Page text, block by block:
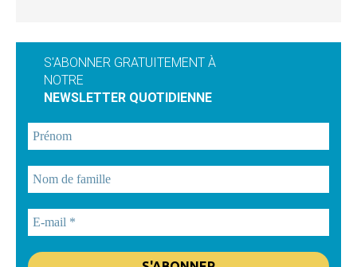
S'ABONNER GRATUITEMENT À
NOTRE
NEWSLETTER QUOTIDIENNE